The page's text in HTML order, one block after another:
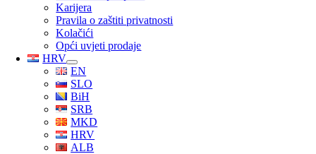
Karijera
Pravila o zaštiti privatnosti
Kolačići
Opći uvjeti prodaje
HRV
EN
SLO
BiH
SRB
MKD
HRV
ALB